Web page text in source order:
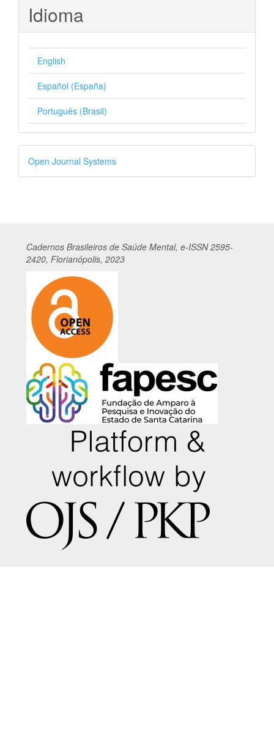
Idioma
English
Español (España)
Português (Brasil)
Desenvolvido
por
Open Journal Systems
Cadernos Brasileiros de Saúde Mental, e-ISSN 2595-
2420, Florianópolis, 2023